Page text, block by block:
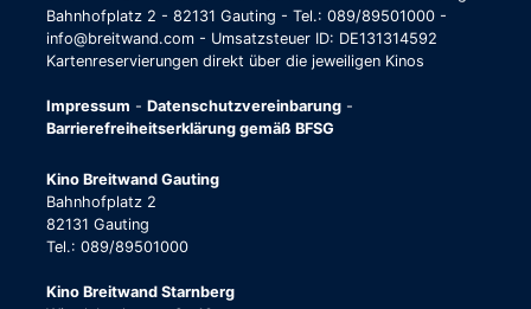
Bahnhofplatz 2 - 82131 Gauting - Tel.: 089/89501000 -
info@breitwand.com - Umsatzsteuer ID: DE131314592
Kartenreservierungen direkt über die jeweiligen Kinos
Impressum - Datenschutzvereinbarung -
Barrierefreiheitserklärung gemäß BFSG
Kino Breitwand Gauting
Bahnhofplatz 2
82131 Gauting
Tel.: 089/89501000
Kino Breitwand Starnberg